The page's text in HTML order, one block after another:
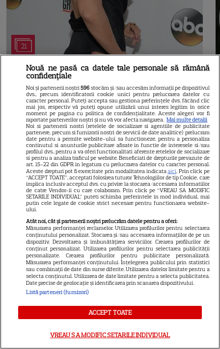
21
SERIALE AMERICANE
Sandra Oh dezvăluie de ce a
plecat din „Anatomia lui Grey”.
Discuția cu Shonda Rhimes
care a schimbat totul pentru
Cristina Yang
ARTICOLE PARTENERI
La ce ajută ceaiul din frunze de
nuc și cum se prepară
deschide un nou capitol. Este
Nouă ne pasă ca datele tale personale să rămână
confidențiale
Noi și partenerii noștri596 stocăm și/sau accesăm informații pe dispozitivul
dvs., precum identificatorii cookie unici pentru prelucrarea datelor cu
caracter personal. Puteți accepta sau gestiona preferințele dvs. făcând clic
mai jos, respectiv vă puteți opune utilizării unui interes legitim în orice
moment pe pagina cu politica de confidențialitate. Aceste alegeri vor fi
raportate partenerilor noștri și nu vă vor afecta navigarea. Mai multe detalii
Noi si partenerii nostri (retelele de socializare si agentiile de publicitate
partenere, precum si furnizorii nostri de servicii de date analitice) prelucram
date pentru a permite website-ului sa functioneze, pentru a personaliza
continutul si anunturile publicitare afisate in functie de interesele si/sau
profilul dvs., pentru a va oferi functionalitati aferente retelelor de socializare
si pentru a analiza traficul pe website. Beneficiati de drepturile prevazute de
art. 15-22 din GDPR in legatura cu prelucrarea datelor cu caracter personal.
Aceste drepturi pot fi exercitate prin modalitatea indicataaici. Prin click pe
“ACCEPT TOATE”, acceptati folosirea tuturor Tehnologiilor de tip Cookie, care
implica inclusiv acceptul dvs. cu privire la stocarea/accesarea informatiilor
de catre Vendor-ii cu care colaboram. Prin click pe “VREAU SA MODIFIC
SETARILE INDIVIDUAL” puteti schimba preferintele in mod individual, mai
putin cele legate de cookie strict necesare pentru functionarea website-
ului.
Atât noi, cât și partenerii noștri prelucrăm datele pentru a oferi:
Măsurarea performanței reclamelor. Utilizarea profilurilor pentru selectarea
conținutului personalizat. Stocarea și/sau accesarea informațiilor de pe un
dispozitiv. Dezvoltarea și îmbunătățirea serviciilor. Crearea profilurilor de
conținut personalizat. Utilizarea profilurilor pentru selectarea publicității
personalizate. Crearea profilurilor pentru publicitate personalizată.
Măsurarea performanței conținutului. Înțelegerea publicului prin statistici
sau combinații de date din surse diferite. Utilizarea datelor limitate pentru a
selecta conținutul. Utilizarea de date limitate pentru a selecta publicitatea.
Date precise de geolocație și identificarea prin scanarea dispozitivului.
Listă parteneri (furnizori)
ACCEPT TOATE
VREAU SA MODIFIC SETARILE INDIVIDUAL